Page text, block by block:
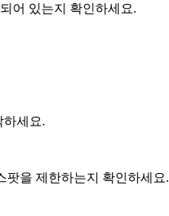
어 있는지 확인하세요.
하세요.
팟을 제한하는지 확인하세요.